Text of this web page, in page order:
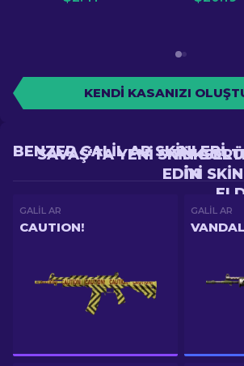
KENDI KASANIZI
IYI
SAVAŞ'TA YENI SKIN
EDIN
BENZER GALIL AR SKINLERI
GALIL AR
CAUTION!
GALIL AR
VANDAL